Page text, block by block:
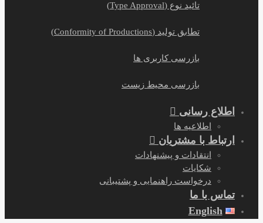
تائید نوع (Type Approval)
تطابق تولید (Conformity of Productions)
بازرسی کاربری ها
بازرسی محیط زیست
اطلاع رسانی
اطلاعیه ها
ارتباط با مشتریان
انتقادات و پیشنهادات
شکایات
درخواست راهنمایی و پشتیبانی
تماس با ما
English